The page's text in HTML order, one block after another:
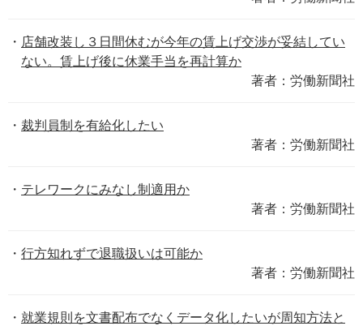
店舗改装し３日間休むが今年の賃上げ交渉が妥結してい
ない。賃上げ後に休業手当を再計算か
著者：労働新聞社
裁判員制を有給化したい
著者：労働新聞社
テレワークにみなし制適用か
著者：労働新聞社
行方知れずで退職扱いは可能か
著者：労働新聞社
就業規則を文書配布でなくデータ化したいが周知方法と